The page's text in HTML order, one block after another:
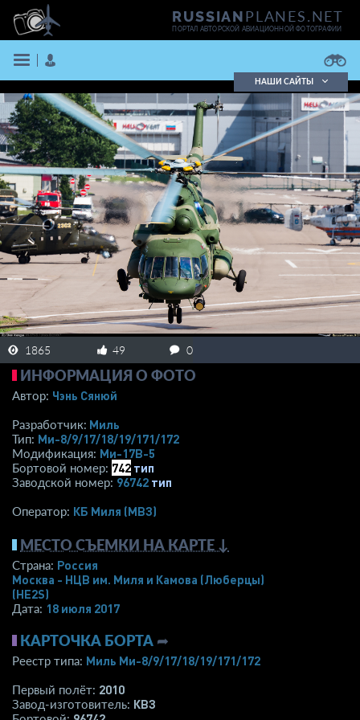
RUSSIANPLANES.NET
ПОРТАЛ АВТОРСКОЙ АВИАЦИОННОЙ ФОТОГРАФИИ
ВОЙТИ
ЗАРЕГИСТРИРОВАТЬСЯ
Поиск фотографий
Поиск в реестре
Кратко
Подробно
НАШИ САЙТЫ
1865 49 0
ИНФОРМАЦИЯ О ФОТО
Автор: Чэнь Сянюй
Разработчик: Миль
Тип: Ми-8/9/17/18/19/171/172
Модификация: Ми-17В-5
Бортовой номер: 742 тип
Заводской номер: 96742 тип
Оператор: КБ Миля (МВЗ)
МЕСТО СЪЕМКИ НА КАРТЕ ↓
Страна: Россия
Москва - НЦВ им. Миля и Камова (Люберцы)
(HE2S)
Дата: 18 июля 2017
КАРТОЧКА БОРТА ➦
Реестр типа: Миль Ми-8/9/17/18/19/171/172
Первый полёт: 2010
Завод-изготовитель: КВЗ